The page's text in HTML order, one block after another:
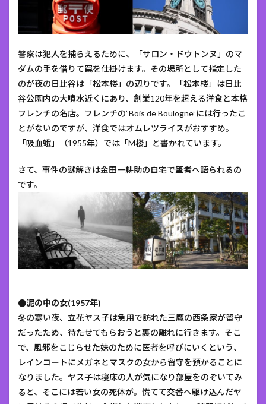
警察は犯人を捕らえるために、「サロン・ドウトンヌ」のマ
ダムの手を借りて罠を仕掛けます。その場所として指定した
のが夜の日比谷は「松本楼」の辺りです。「松本楼」は日比
谷公園内の大噴水近くにあり、創業120年を超える洋食と本格
フレンチの名店。フレンチの”Bois de Boulogne”には行ったこ
とがないのですが、洋食ではオムレツライスがおすすめ。
「吸血蛾」（1955年）では「M楼」と書かれています。
さて、事件の謎解きは金田一耕助の自宅で筆者へ語られるの
です。
●泥の中の女(1957年)
冬の寒い夜、立花ヤス子は急用で訪れた三鷹の西条家が留守
だったため、待たせてもらおうと裏の離れに行きます。そこ
で、風邪をこじらせた妹のために医者を呼びにいくという、
レインコートにメガネとマスクの女から留守を預かることに
なりました。ヤス子は寝床の人が気になり部屋をのぞいてみ
ると、そこには若い女の死体が。慌てて交番へ駆け込んだヤ